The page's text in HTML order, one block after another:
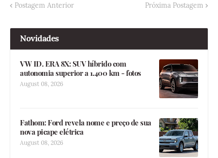
Postagem Anterior Próxima Postagem
Novidades
VW ID. ERA 8X: SUV híbrido com
autonomia superior a 1.400 km - fotos
August 08, 2026
Fathom: Ford revela nome e preço de sua
nova picape elétrica
August 08, 2026